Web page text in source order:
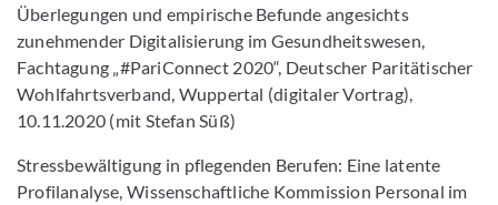
Überlegungen und empirische Befunde angesichts
zunehmender Digitalisierung im Gesundheitswesen,
Fachtagung „#PariConnect 2020“, Deutscher Paritätischer
Wohlfahrtsverband, Wuppertal (digitaler Vortrag),
10.11.2020 (mit Stefan Süß)
Stressbewältigung in pflegenden Berufen: Eine latente
Profilanalyse, Wissenschaftliche Kommission Personal im